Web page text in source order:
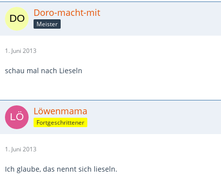
Doro-macht-mit
Meister
1. Juni 2013
schau mal nach Lieseln
Löwenmama
Fortgeschrittener
1. Juni 2013
Ich glaube, das nennt sich lieseln.